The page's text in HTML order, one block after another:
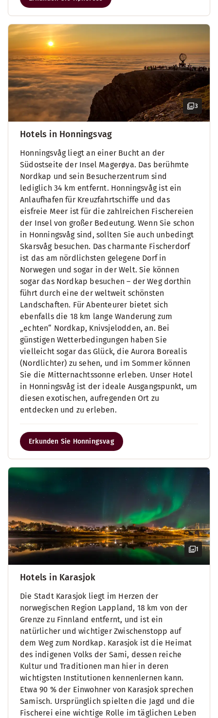
3
Hotels in Honningsvag
Honningsvåg liegt an einer Bucht an der
Südostseite der Insel Magerøya. Das berühmte
Nordkap und sein Besucherzentrum sind
lediglich 34 km entfernt. Honningsvåg ist ein
Anlaufhafen für Kreuzfahrtschiffe und das
eisfreie Meer ist für die zahlreichen Fischereien
der Insel von großer Bedeutung. Wenn Sie schon
in Honningsvåg sind, sollten Sie auch unbedingt
Skarsvåg besuchen. Das charmante Fischerdorf
ist das am nördlichsten gelegene Dorf in
Norwegen und sogar in der Welt. Sie können
sogar das Nordkap besuchen – der Weg dorthin
führt durch eine der weltweit schönsten
Landschaften. Für Abenteurer bietet sich
ebenfalls die 18 km lange Wanderung zum
„echten“ Nordkap, Knivsjelodden, an. Bei
günstigen Wetterbedingungen haben Sie
vielleicht sogar das Glück, die Aurora Borealis
(Nordlichter) zu sehen, und im Sommer können
Sie die Mitternachtssonne erleben. Unser Hotel
in Honningsvåg ist der ideale Ausgangspunkt, um
diesen exotischen, aufregenden Ort zu
entdecken und zu erleben.
Erkunden Sie Honningsvag
1
Hotels in Karasjok
Die Stadt Karasjok liegt im Herzen der
norwegischen Region Lappland, 18 km von der
Grenze zu Finnland entfernt, und ist ein
natürlicher und wichtiger Zwischenstopp auf
dem Weg zum Nordkap. Karasjok ist die Heimat
des indigenen Volks der Sami, dessen reiche
Kultur und Traditionen man hier in deren
wichtigsten Institutionen kennenlernen kann.
Etwa 90 % der Einwohner von Karasjok sprechen
Samisch. Ursprünglich spielten die Jagd und die
Fischerei eine wichtige Rolle im täglichen Leben